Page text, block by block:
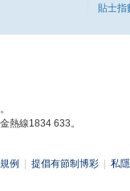
貼士指
熱線1834 633。
規例 提倡有節制博彩 私